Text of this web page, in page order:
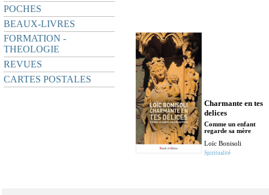
POCHES
BEAUX-LIVRES
FORMATION -
THEOLOGIE
REVUES
CARTES POSTALES
Charmante en tes
delices
Comme un enfant
regarde sa mère
Loïc Bonisoli
Spiritualité